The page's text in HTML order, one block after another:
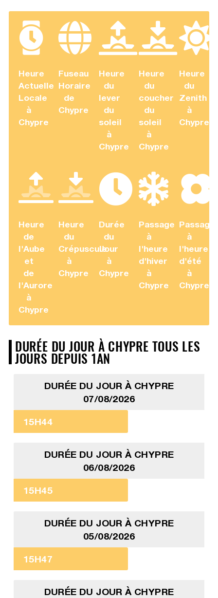
Heure
Actuelle
Locale
à
Chypre
Fuseau
Horaire
de
Chypre
Heure
du
lever
du
soleil
à
Chypre
Heure
du
coucher
du
soleil
à
Chypre
Heure
du
Zenith
à
Chypre
Heure
de
l'Aube
et
de
l'Aurore
à
Chypre
Heure
du
Crépuscule
à
Chypre
Durée
du
Jour
à
Chypre
Passage
à
l'heure
d'hiver
à
Chypre
Passage
à
l'heure
d'été
à
Chypre
DURÉE DU JOUR À CHYPRE TOUS LES
JOURS DEPUIS 1AN
DURÉE DU JOUR À CHYPRE
07/08/2026
15H44
DURÉE DU JOUR À CHYPRE
06/08/2026
15H45
DURÉE DU JOUR À CHYPRE
05/08/2026
15H47
DURÉE DU JOUR À CHYPRE